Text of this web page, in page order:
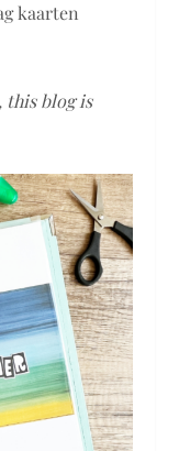
kaarten
this blog is